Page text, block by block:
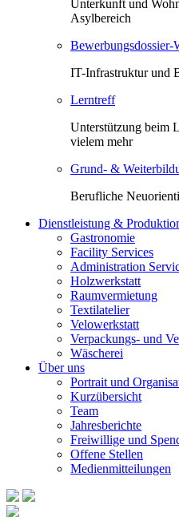
Unterkunft und
Asylbereich
Bewerbungsdossier-
IT-Infrastruktur und
Lerntreff
Unterstützung beim
vielem mehr
Grund- &
Berufliche
Dienstleistung &
Gastronomie
Facility Services
Administration
Holzwerkstatt
Raumvermietung
Textilatelier
Velowerkstatt
Verpackungs- und
Wäscherei
Über uns
Portrait und
Kurzübersicht
Team
Jahresberichte
Freiwillige und
Offene Stellen
Medienmitteilungen